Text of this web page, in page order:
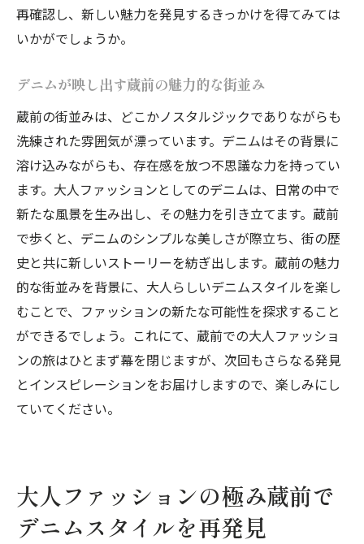
再確認し、新しい魅力を発見するきっかけを得てみては
いかがでしょうか。
デニムが映し出す蔵前の魅力的な街並み
蔵前の街並みは、どこかノスタルジックでありながらも
洗練された雰囲気が漂っています。デニムはその背景に
溶け込みながらも、存在感を放つ不思議な力を持ってい
ます。大人ファッションとしてのデニムは、日常の中で
新たな風景を生み出し、その魅力を引き立てます。蔵前
で歩くと、デニムのシンプルな美しさが際立ち、街の歴
史と共に新しいストーリーを紡ぎ出します。蔵前の魅力
的な街並みを背景に、大人らしいデニムスタイルを楽し
むことで、ファッションの新たな可能性を探求すること
ができるでしょう。これにて、蔵前での大人ファッショ
ンの旅はひとまず幕を閉じますが、次回もさらなる発見
とインスピレーションをお届けしますので、楽しみにし
ていてください。
大人ファッションの極み蔵前で
デニムスタイルを再発見